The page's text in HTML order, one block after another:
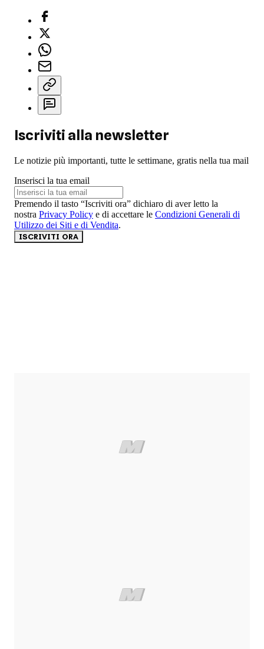
Iscriviti alla newsletter
Le notizie più importanti, tutte le settimane, gratis nella tua mail
Inserisci la tua email
Premendo il tasto “Iscriviti ora” dichiaro di aver letto la
nostra Privacy Policy e di accettare le Condizioni Generali di
Utilizzo dei Siti e di Vendita.
ISCRIVITI ORA